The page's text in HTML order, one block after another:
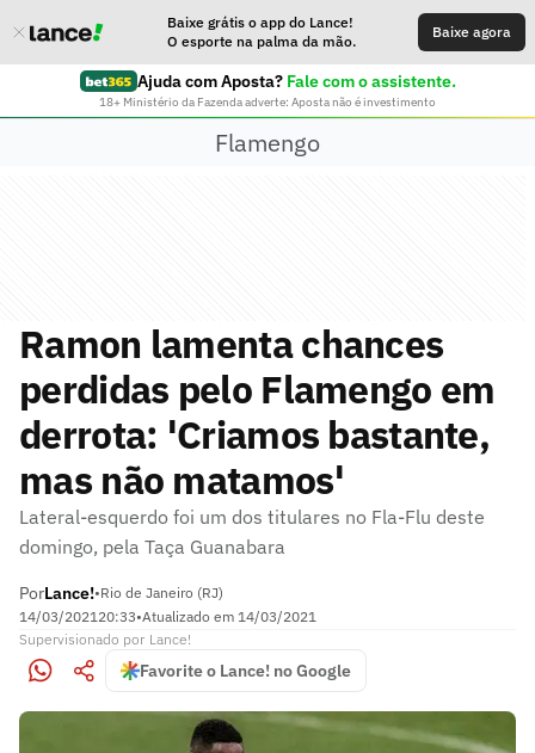
Baixe grátis o app do Lance!
O esporte na palma da mão.
Baixe agora
Ajuda com Aposta? Fale com o assistente.
18+ Ministério da Fazenda adverte: Aposta não é investimento
Flamengo
Ramon lamenta chances
perdidas pelo Flamengo em
derrota: 'Criamos bastante,
mas não matamos'
Lateral-esquerdo foi um dos titulares no Fla-Flu deste
domingo, pela Taça Guanabara
PorLance!•Rio de Janeiro (RJ)
14/03/202120:33•Atualizado em 14/03/2021
Supervisionado por Lance!
Favorite o Lance! no Google